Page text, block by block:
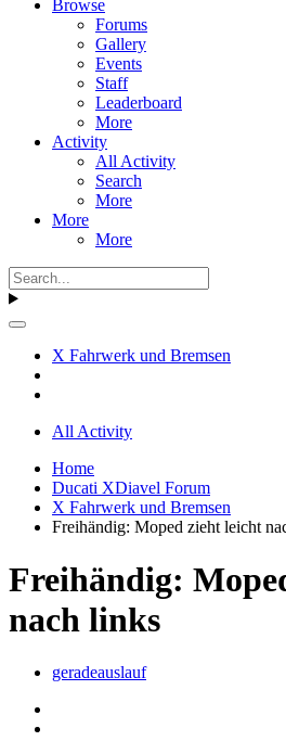
Browse
Forums
Gallery
Events
Staff
Leaderboard
More
Activity
All Activity
Search
More
More
More
X Fahrwerk und Bremsen
All Activity
Home
Ducati XDiavel Forum
X Fahrwerk und Bremsen
Freihändig: Moped zieht leicht
Freihändig:
nach links
geradeauslauf